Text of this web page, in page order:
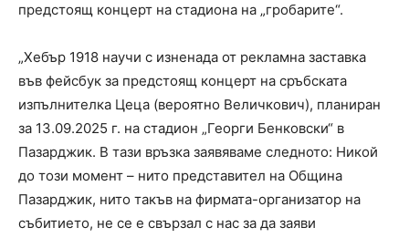
предстоящ концерт на стадиона на „гробарите“.
„Хебър 1918 научи с изненада от рекламна заставка
във фейсбук за предстоящ концерт на сръбската
изпълнителка Цеца (вероятно Величкович), планиран
за 13.09.2025 г. на стадион „Георги Бенковски“ в
Пазарджик. В тази връзка заявяваме следното: Никой
до този момент – нито представител на Община
Пазарджик, нито такъв на фирмата-организатор на
събитието, не се е свързал с нас за да заяви